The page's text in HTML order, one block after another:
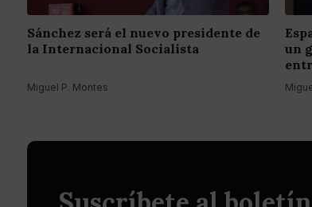
Sánchez será el nuevo presidente de
la Internacional Socialista
Miguel P. Montes
un